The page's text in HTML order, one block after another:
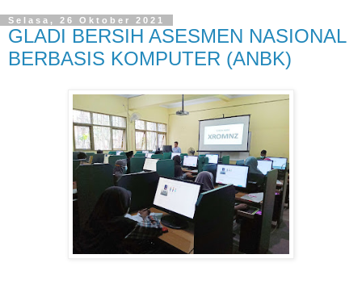
Selasa, 26 Oktober 2021
GLADI BERSIH ASESMEN NASIONAL
BERBASIS KOMPUTER (ANBK)